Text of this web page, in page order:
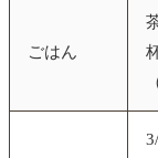
ごはん